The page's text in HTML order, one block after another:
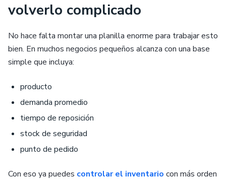
volverlo complicado
No hace falta montar una planilla enorme para trabajar esto
bien. En muchos negocios pequeños alcanza con una base
simple que incluya:
producto
demanda promedio
tiempo de reposición
stock de seguridad
punto de pedido
Con eso ya puedes controlar el inventario con más orden